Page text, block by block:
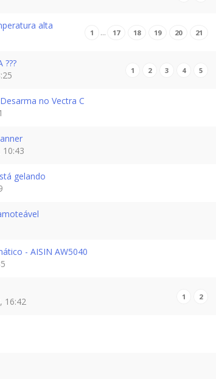
alta
1 … 17 18 19 20 21
???
1 2 3 4 5
no Vectra C
10:43
gelando
- AISIN AW5040
1 2
16:42